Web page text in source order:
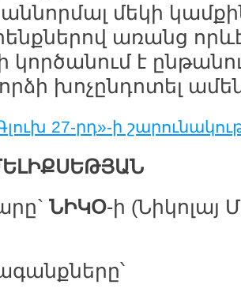
մեկի
առանց
կործանում է
խոչընդոտել
27-րդ»-ի
ՆԻԿՕ-ի (Նիկոլայ